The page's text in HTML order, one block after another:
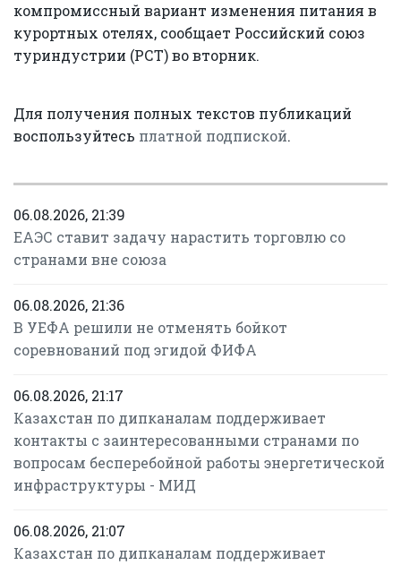
компромиссный вариант изменения питания в
курортных отелях, сообщает Российский союз
туриндустрии (РСТ) во вторник.
Для получения полных текстов публикаций
воспользуйтесь платной подпиской.
06.08.2026, 21:39
ЕАЭС ставит задачу нарастить торговлю со
странами вне союза
06.08.2026, 21:36
В УЕФА решили не отменять бойкот
соревнований под эгидой ФИФА
06.08.2026, 21:17
Казахстан по дипканалам поддерживает
контакты с заинтересованными странами по
вопросам бесперебойной работы энергетической
инфраструктуры - МИД
06.08.2026, 21:07
Казахстан по дипканалам поддерживает